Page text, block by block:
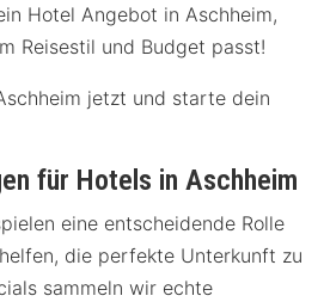
Hotel Angebot in Aschheim,
Reisestil und Budget passt!
jetzt und starte dein
für Hotels in Aschheim
eine entscheidende Rolle
die perfekte Unterkunft zu
sammeln wir echte